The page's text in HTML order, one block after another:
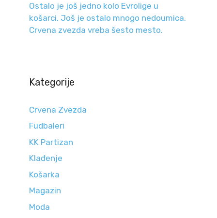
Ostalo je još jedno kolo Evrolige u
košarci. Još je ostalo mnogo nedoumica.
Crvena zvezda vreba šesto mesto.
Kategorije
Crvena Zvezda
Fudbaleri
KK Partizan
Klađenje
Košarka
Magazin
Moda